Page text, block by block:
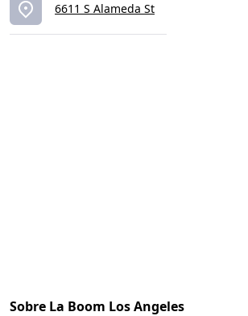
6611 S Alameda St
Sobre La Boom Los Angeles